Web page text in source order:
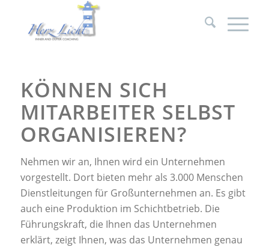
KÖNNEN SICH
MITARBEITER SELBST
ORGANISIEREN?
Nehmen wir an, Ihnen wird ein Unternehmen
vorgestellt. Dort bieten mehr als 3.000 Menschen
Dienstleitungen für Großunternehmen an. Es gibt
auch eine Produktion im Schichtbetrieb. Die
Führungskraft, die Ihnen das Unternehmen
erklärt, zeigt Ihnen, was das Unternehmen genau